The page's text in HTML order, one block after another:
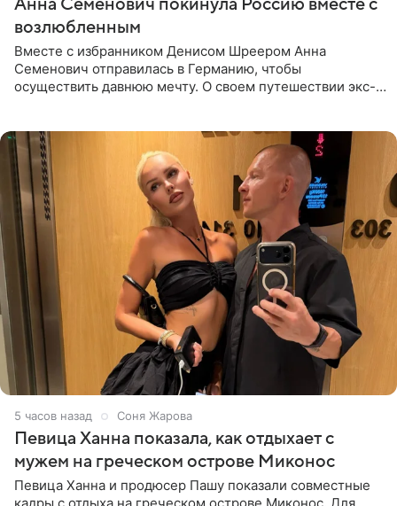
Анна Семенович покинула Россию вместе с
возлюбленным
Вместе с избранником Денисом Шреером Анна
Семенович отправилась в Германию, чтобы
осуществить давнюю мечту. О своем путешествии экс-
5 часов назад Соня Жарова
Певица Ханна показала, как отдыхает с
мужем на греческом острове Миконос
Певица Ханна и продюсер Пашу показали совместные